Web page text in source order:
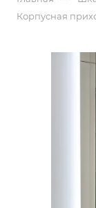
Корпусная